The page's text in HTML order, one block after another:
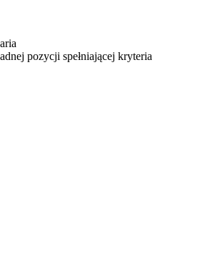
pozycji spełniającej kryteria